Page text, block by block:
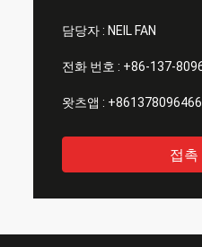
담당자 : NEIL FAN
전화 번호 : +86-137-
왓츠앱 :
접촉